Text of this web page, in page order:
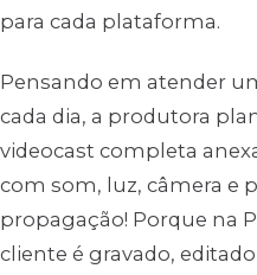
para cada plataforma.
Pensando em atender
cada dia, a produtora
videocast completa
com som, luz, câmera e
propagação! Porque na
cliente é gravado,